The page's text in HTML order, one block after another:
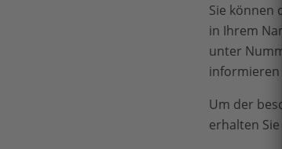
Sie können
in Ihrem
unter
informieren
Um der
erhalten